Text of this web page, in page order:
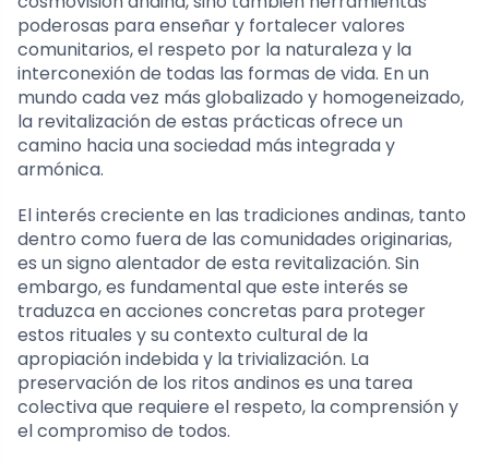
poderosas para enseñar y fortalecer valores
comunitarios, el respeto por la naturaleza y la
interconexión de todas las formas de vida. En un
mundo cada vez más globalizado y homogeneizado,
la revitalización de estas prácticas ofrece un
camino hacia una sociedad más integrada y
armónica.
El interés creciente en las tradiciones andinas, tanto
dentro como fuera de las comunidades originarias,
es un signo alentador de esta revitalización. Sin
embargo, es fundamental que este interés se
traduzca en acciones concretas para proteger
estos rituales y su contexto cultural de la
apropiación indebida y la trivialización. La
preservación de los ritos andinos es una tarea
colectiva que requiere el respeto, la comprensión y
el compromiso de todos.